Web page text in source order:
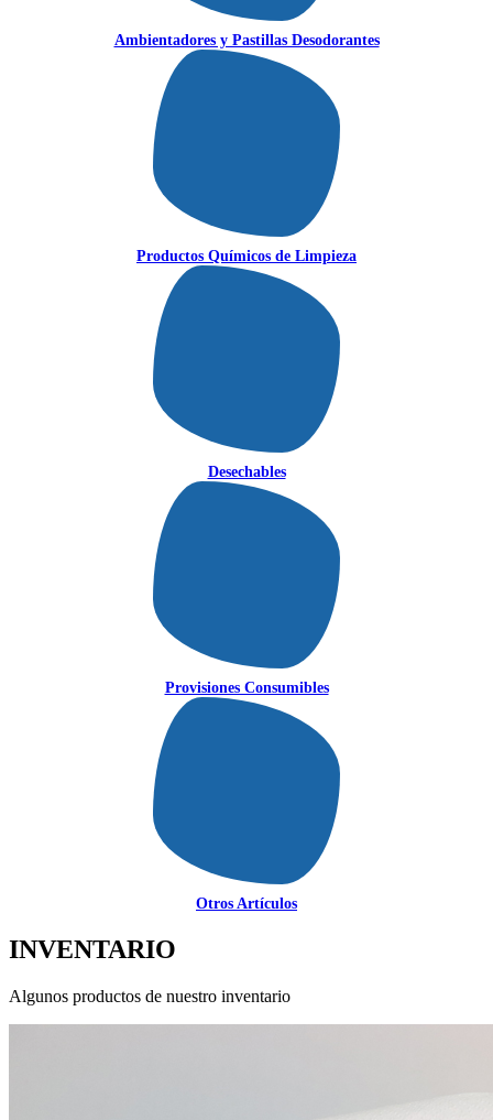
Ambientadores y Pastillas Desodorantes
Productos Químicos de Limpieza
Desechables
Provisiones Consumibles
Otros Artículos
INVENTARIO
Algunos productos de nuestro inventario